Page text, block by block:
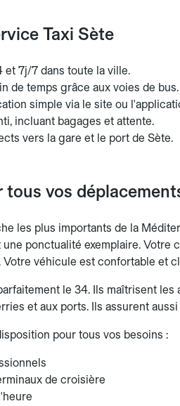
Taxi Sète
et 7j/7 dans toute la ville.
de temps grâce aux voies de bus.
simple via le site ou
incluant bagages et attente.
vers la gare et le port de Sète.
tous vos
les plus importants de la
ponctualité exemplaire.
véhicule est confortable et
le 34. Ils maîtrisent
et aux ports. Ils assurent
pour tous vos besoins :
de croisière